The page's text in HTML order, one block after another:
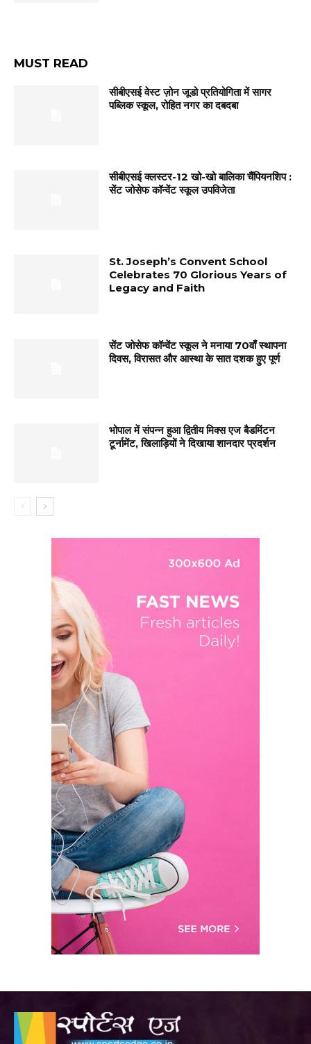
MUST READ
सीबीएसई वेस्ट ज़ोन जूडो प्रतियोगिता में सागर
पब्लिक स्कूल, रोहित नगर का दबदबा
सीबीएसई क्लस्टर-12 खो-खो बालिका चैंपियनशिप :
सेंट जोसेफ कॉन्वेंट स्कूल उपविजेता
St. Joseph’s Convent School
Celebrates 70 Glorious Years of
Legacy and Faith
सेंट जोसेफ कॉन्वेंट स्कूल ने मनाया 70वाँ स्थापना
दिवस, विरासत और आस्था के सात दशक हुए पूर्ण
भोपाल में संपन्न हुआ द्वितीय मिक्स एज बैडमिंटन
टूर्नामेंट, खिलाड़ियों ने दिखाया शानदार प्रदर्शन